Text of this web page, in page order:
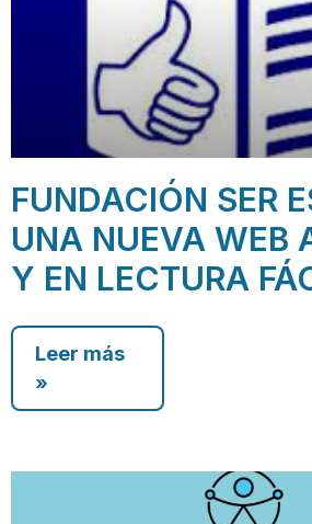
FUNDACIÓN SER
UNA NUEVA WEB
Y EN LECTURA
Leer más
»